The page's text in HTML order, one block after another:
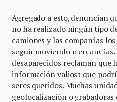
Agregado a esto, denuncian
no ha realizado ningún tipo
camiones y las compañías
seguir moviendo
desaparecidos reclaman que
información valiosa que
seres queridos. Muchas
geolocalización o grabadoras